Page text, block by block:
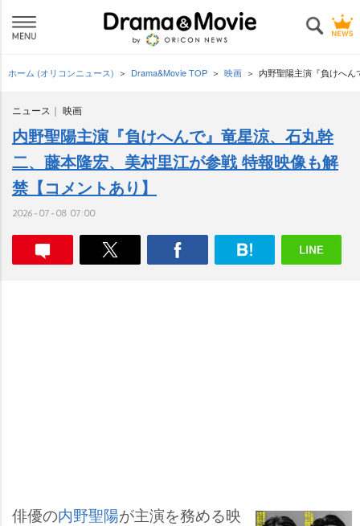
ホーム (オリコンニュース) Drama&Movie TOP 映画 内野聖陽主演『負けへ
ニュース 映画
内野聖陽主演『負けへんで』竜星涼、石丸幹
二、藤本隆宏、美村里江が参戦 特報映像も解
禁【コメントあり】
2026-07-08 07:00
俳優の内野聖陽が主演を務める映